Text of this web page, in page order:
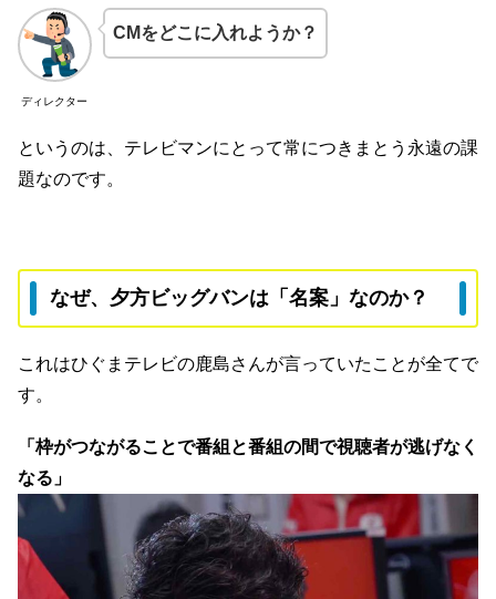
ディレクター
CMをどこに入れようか？
というのは、テレビマンにとって常につきまとう永遠の課
題なのです。
なぜ、夕方ビッグバンは「名案」なのか？
これはひぐまテレビの鹿島さんが言っていたことが全てで
す。
「枠がつながることで番組と番組の間で視聴者が逃げなく
なる」